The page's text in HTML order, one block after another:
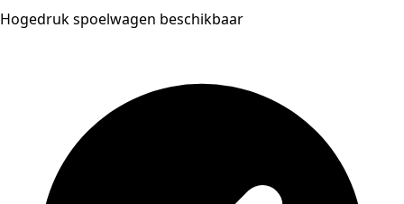
Hogedruk spoelwagen beschikbaar